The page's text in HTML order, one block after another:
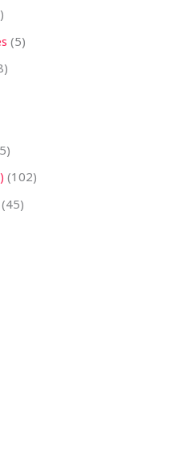
5
102
45